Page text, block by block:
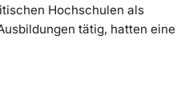
Hochschulen als
tätig, hatten eine